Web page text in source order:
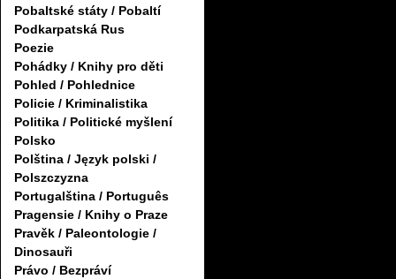
Pobaltské státy / Pobaltí
Podkarpatská Rus
Poezie
Pohádky / Knihy pro děti
Pohled / Pohlednice
Policie / Kriminalistika
Politika / Politické myšlení
Polsko
Polština / Język polski /
Polszczyzna
Portugalština / Português
Pragensie / Knihy o Praze
Pravěk / Paleontologie /
Dinosauři
Právo / Bezpráví